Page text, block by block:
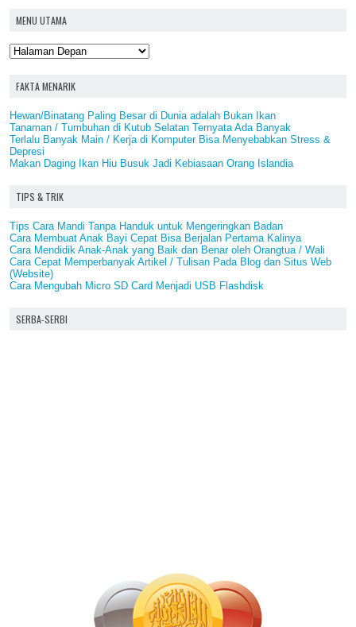
MENU UTAMA
FAKTA MENARIK
Hewan/Binatang Paling Besar di Dunia adalah Bukan Ikan
Tanaman / Tumbuhan di Kutub Selatan Ternyata Ada Banyak
Terlalu Banyak Main / Kerja di Komputer Bisa Menyebabkan Stress &
Depresi
Makan Daging Ikan Hiu Busuk Jadi Kebiasaan Orang Islandia
TIPS & TRIK
Tips Cara Mandi Tanpa Handuk untuk Mengeringkan Badan
Cara Membuat Anak Bayi Cepat Bisa Berjalan Pertama Kalinya
Cara Mendidik Anak-Anak yang Baik dan Benar oleh Orangtua / Wali
Cara Cepat Memperbanyak Artikel / Tulisan Pada Blog dan Situs Web
(Website)
Cara Mengubah Micro SD Card Menjadi USB Flashdisk
SERBA-SERBI